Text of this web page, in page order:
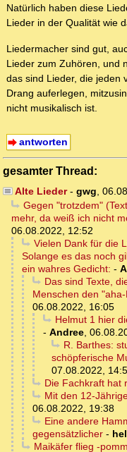
Natürlich haben diese
Lieder in der Qualität wie
Liedermacher sind gut,
Lieder zum Zuhören, und
das sind Lieder, die jeden
Drang auferlegen,
nicht musikalisch ist.
antworten
gesamter Thread:
Alte Lieder- gwg,
Gegen "trotzdem"
mehr, da weiß ich nicht
06.08.2022, 12:52
Vielen Dank für die
Solange es das noch
ein wahres Gedicht: -
Das sind Texte,
Menschen den
06.08.2022, 16:05
Helmut 1 hier
- Andree,
R. Barthes:
schöpferische
07.08.2022,
Die Fachkraft hat
Mit den 12-
06.08.2022, 19:38
Eine andere
gegensätzlicher -
Maikäfer flieg -